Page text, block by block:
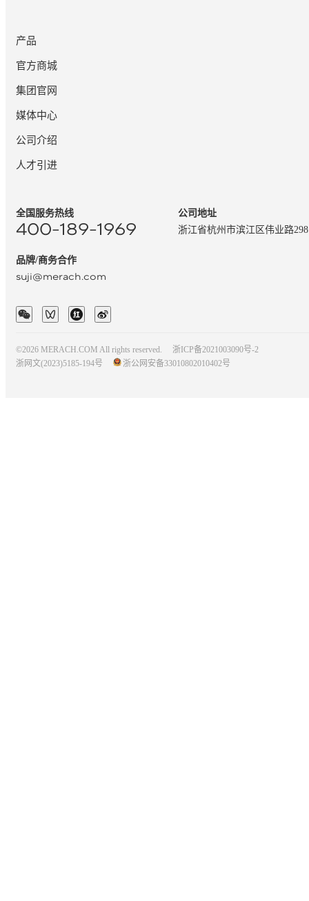
产品
官方商城
集团官网
媒体中心
公司介绍
人才引进
全国服务热线
400-189-1969
品牌/商务合作
suji@merach.com
公司地址
浙江省杭州市滨江区伟业路
©2026 MERACH.COM All rights reserved.
浙ICP备2021003090号-2
浙网文(2023)5185-194号
浙公网安备33010802010402号